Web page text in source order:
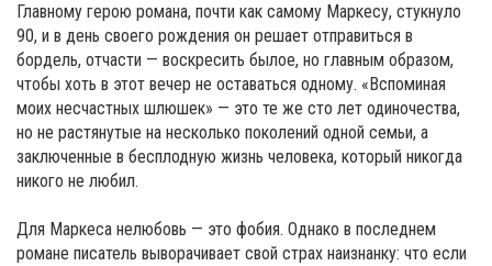
Главному герою романа, почти как самому Маркесу, стукнуло
90, и в день своего рождения он решает отправиться в
бордель, отчасти — воскресить былое, но главным образом,
чтобы хоть в этот вечер не оставаться одному. «Вспоминая
моих несчастных шлюшек» — это те же сто лет одиночества,
но не растянутые на несколько поколений одной семьи, а
заключенные в бесплодную жизнь человека, который никогда
никого не любил.
Для Маркеса нелюбовь — это фобия. Однако в последнем
романе писатель выворачивает свой страх наизнанку: что если